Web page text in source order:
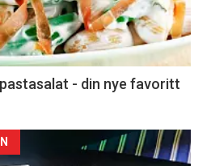
- din nye favoritt